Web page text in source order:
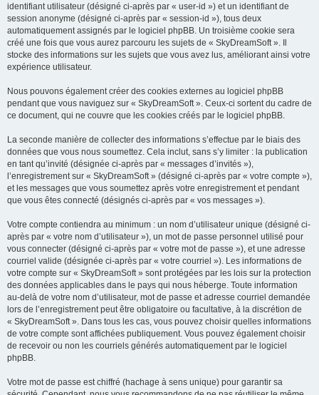
identifiant utilisateur (désigné ci-après par « user-id ») et un identifiant de
session anonyme (désigné ci-après par « session-id »), tous deux
automatiquement assignés par le logiciel phpBB. Un troisième cookie sera
créé une fois que vous aurez parcouru les sujets de « SkyDreamSoft ». Il
stocke des informations sur les sujets que vous avez lus, améliorant ainsi votre
expérience utilisateur.
Nous pouvons également créer des cookies externes au logiciel phpBB
pendant que vous naviguez sur « SkyDreamSoft ». Ceux-ci sortent du cadre de
ce document, qui ne couvre que les cookies créés par le logiciel phpBB.
La seconde manière de collecter des informations s’effectue par le biais des
données que vous nous soumettez. Cela inclut, sans s’y limiter : la publication
en tant qu’invité (désignée ci-après par « messages d’invités »),
l’enregistrement sur « SkyDreamSoft » (désigné ci-après par « votre compte »),
et les messages que vous soumettez après votre enregistrement et pendant
que vous êtes connecté (désignés ci-après par « vos messages »).
Votre compte contiendra au minimum : un nom d’utilisateur unique (désigné ci-
après par « votre nom d’utilisateur »), un mot de passe personnel utilisé pour
vous connecter (désigné ci-après par « votre mot de passe »), et une adresse
courriel valide (désignée ci-après par « votre courriel »). Les informations de
votre compte sur « SkyDreamSoft » sont protégées par les lois sur la protection
des données applicables dans le pays qui nous héberge. Toute information
au-delà de votre nom d’utilisateur, mot de passe et adresse courriel demandée
lors de l’enregistrement peut être obligatoire ou facultative, à la discrétion de
« SkyDreamSoft ». Dans tous les cas, vous pouvez choisir quelles informations
de votre compte sont affichées publiquement. Vous pouvez également choisir
de recevoir ou non les courriels générés automatiquement par le logiciel
phpBB.
Votre mot de passe est chiffré (hachage à sens unique) pour garantir sa